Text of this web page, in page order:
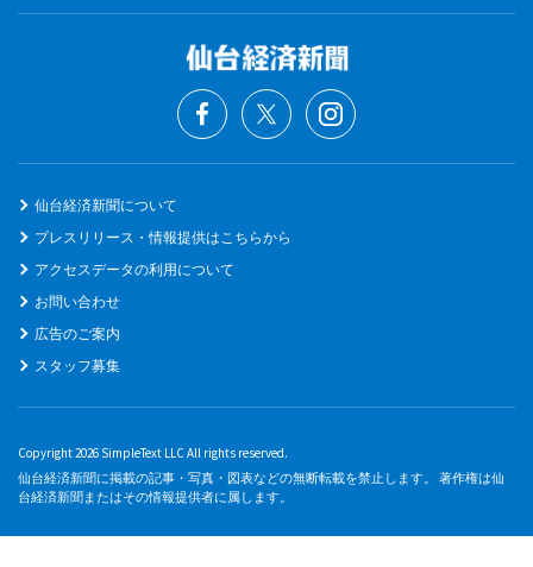
仙台経済新聞について
プレスリリース・情報提供はこちらから
アクセスデータの利用について
お問い合わせ
広告のご案内
スタッフ募集
Copyright 2026 SimpleText LLC All rights reserved.
仙台経済新聞に掲載の記事・写真・図表などの無断転載を禁止します。 著作権は仙
台経済新聞またはその情報提供者に属します。